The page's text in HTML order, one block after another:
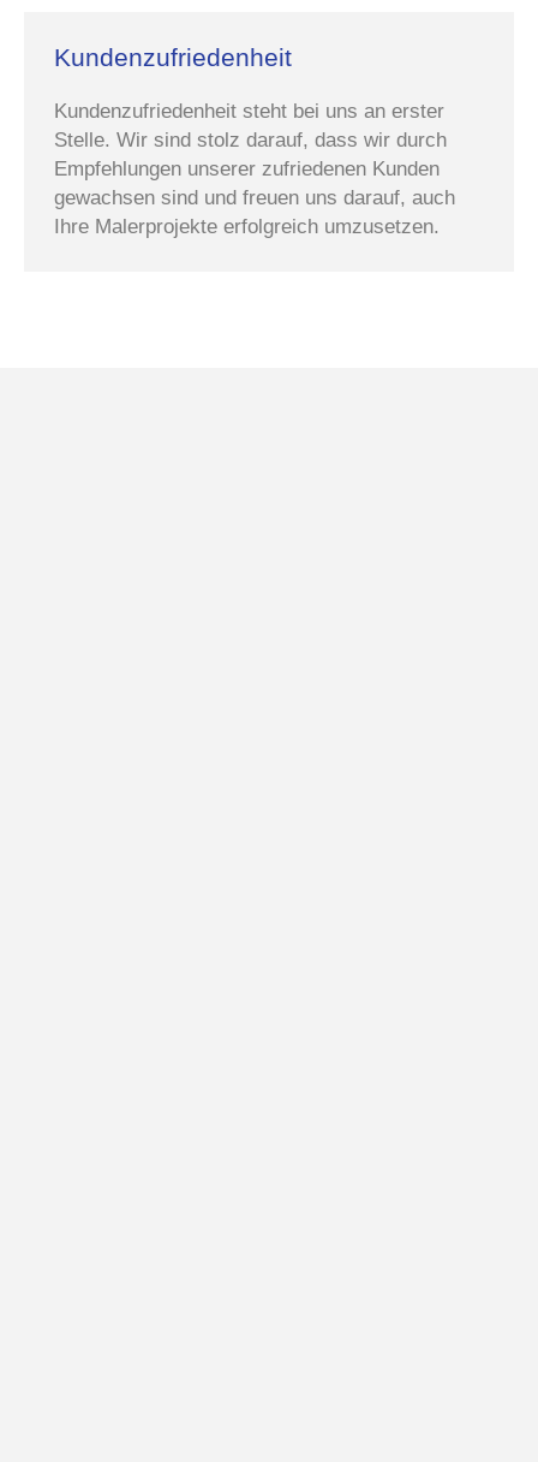
Kundenzufriedenheit
Kundenzufriedenheit steht bei uns an erster
Stelle. Wir sind stolz darauf, dass wir durch
Empfehlungen unserer zufriedenen Kunden
gewachsen sind und freuen uns darauf, auch
Ihre Malerprojekte erfolgreich umzusetzen.